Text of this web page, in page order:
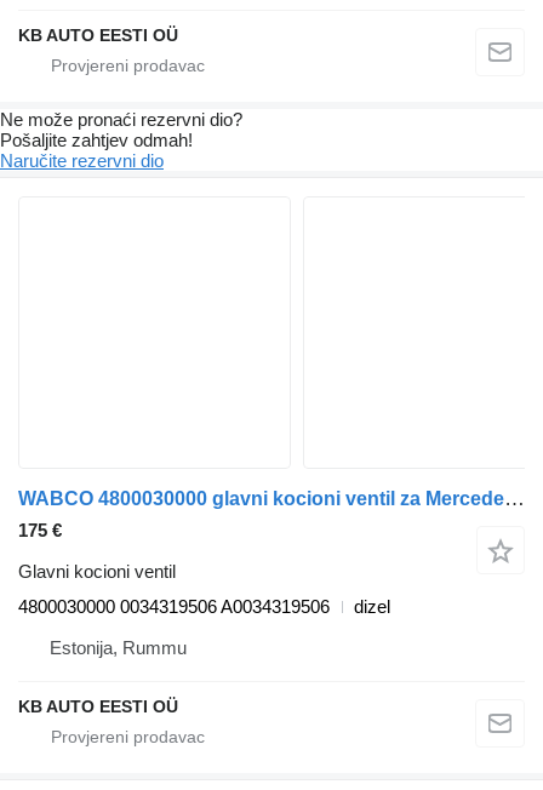
KB AUTO EESTI OÜ
Ne može pronaći rezervni dio?
Pošaljite zahtjev odmah!
Naručite rezervni dio
WABCO 4800030000 glavni kocioni ventil za Mercedes-Benz Actros, Axor MP1, MP2, MP3 (1996-2014) kamiona
175 €
Glavni kocioni ventil
4800030000 0034319506 A0034319506
dizel
Estonija, Rummu
KB AUTO EESTI OÜ